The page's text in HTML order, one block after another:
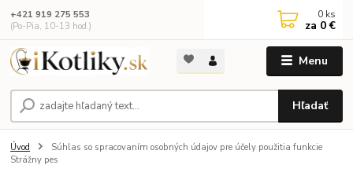
Menu
Hľadať
+421 919 275 553
(Po-Pia, 10-13 hod.)
0 ks
za 0 €
Úvod
Súhlas so spracovaním osobných údajov pre účely použitia funkcie
Strážny pes